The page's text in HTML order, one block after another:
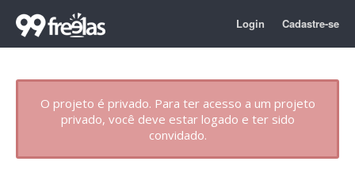
Login Cadastre-se
O projeto é privado. Para ter acesso a um projeto
privado, você deve estar logado e ter sido
convidado.